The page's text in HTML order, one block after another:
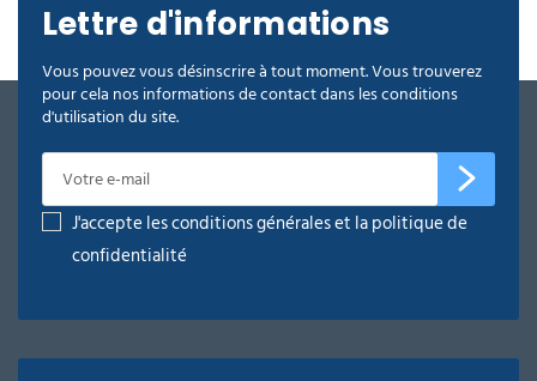
Lettre d'informations
Vous pouvez vous désinscrire à tout moment. Vous trouverez
pour cela nos informations de contact dans les conditions
d'utilisation du site.
J'accepte les conditions générales et la politique de
confidentialité